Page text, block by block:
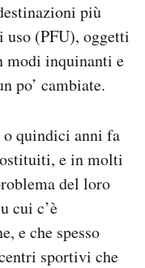
più
(PFU), oggetti
modi inquinanti e
po’ cambiate.
quindici anni fa
e in molti
del loro
cui c’è
e che spesso
sportivi che